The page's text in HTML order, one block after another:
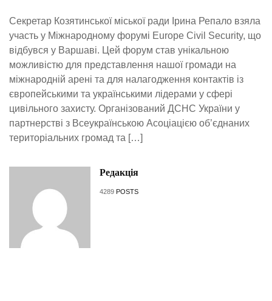
Секретар Козятинської міської ради Ірина Репало взяла
участь у Міжнародному форумі Europe Civil Security, що
відбувся у Варшаві. Цей форум став унікальною
можливістю для представлення нашої громади на
міжнародній арені та для налагодження контактів із
європейськими та українськими лідерами у сфері
цивільного захисту. Організований ДСНС України у
партнерстві з Всеукраїнською Асоціацією об’єднаних
територіальних громад та […]
Редакція
4289 POSTS